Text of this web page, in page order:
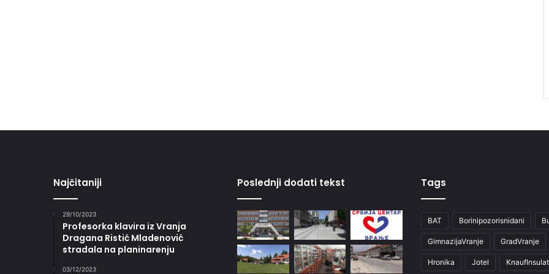
Najčitaniji
29/10/2023
Profesorka klavira iz Vranja
Dragana Ristić Mladenović
stradala na planinarenju
03/12/2023
Poslednji dodati tekst Tags
BAT Borinipozorisnidani
GimnazijaVranje GradVranje
Hronika Jotel